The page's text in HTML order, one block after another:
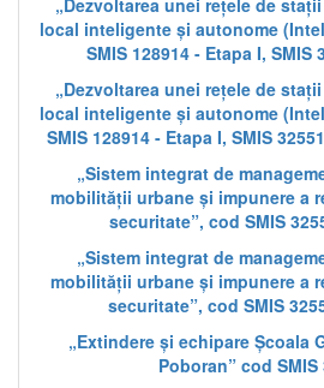
„Dezvoltarea unei rețele de
local inteligente și autonome
SMIS 128914 - Etapa I, SMIS
„Dezvoltarea unei rețele de
local inteligente și autonome
SMIS 128914 - Etapa I, SMIS
„Sistem integrat de
mobilității urbane și impunere a
securitate”, cod SMIS
„Sistem integrat de
mobilității urbane și impunere a
securitate”, cod SMIS
„Extindere și echipare Școala
Poboran” cod SMIS